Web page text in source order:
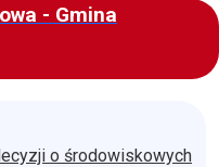
- Gmina
o środowiskowych